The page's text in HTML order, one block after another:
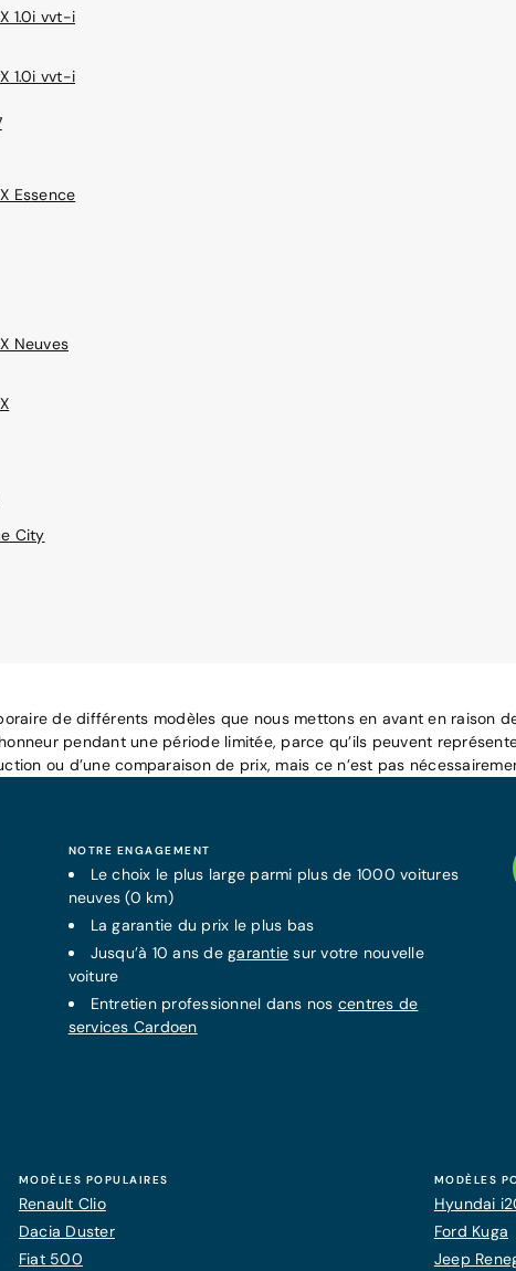
1.0i vvt-i
1.0i vvt-i
Essence
Neuves
City
de différents modèles que nous mettons en avant en raison
pendant une période limitée, parce qu’ils peuvent
ou d’une comparaison de prix, mais ce n’est pas
NOTRE ENGAGEMENT
Le choix le plus large parmi plus de 1000 voitures
neuves (0 km)
Lagarantie du prix le plus bas
Jusqu’à 10 ans degarantie sur votre nouvelle
voiture
Entretien professionnel dans nos centres de
services Cardoen
MODÈLES POPULAIRES
Renault Clio
Dacia Duster
Fiat 500
MODÈLES
Hyundai
Ford Kuga
Jeep